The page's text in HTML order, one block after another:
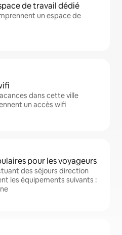
de travail dédié
un espace de
dans cette ville
un accès wifi
pour les voyageurs
des séjours direction
les équipements suivants :